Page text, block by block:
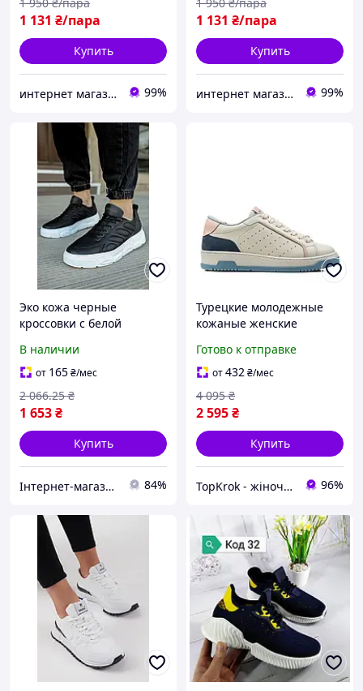
1 131 ₴/пара
Купить
интернет магазин ОПТИМАЛЬНЫЙ ВЫБОР 99%
1 131 ₴/пара
Купить
интернет магазин ОПТИМАЛЬНЫЙ ВЫБОР 99%
Эко кожа черные
кроссовки с белой
стильные удобные
Турция
В наличии
от 165₴/мес
1 653₴
2 066.25 ₴
Купить
Інтернет-магазин MEGA TOOLS 84%
Турецкие молодежные
кожаные женские
подошве и невысокой
платформе на низком
ходу
Готово к отправке
от432₴/мес
2 595₴
4 095 ₴
Купить
TopKrok - жіноче та чоловіче взуття, жіночі сумки та верхній одяг 96%